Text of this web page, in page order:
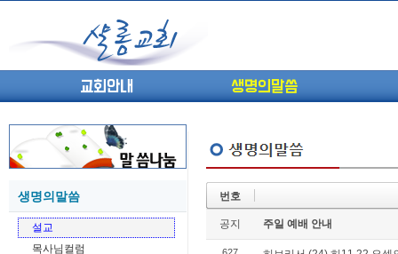
교회안내 생명의말씀
생명의말씀
설교
목사님컬럼
05-27 (고린도전서13) 고전8:1-13 ...
05-26 (고린도전서12) 고전7:23-40 ...
번호
공지 주일 예배 안내